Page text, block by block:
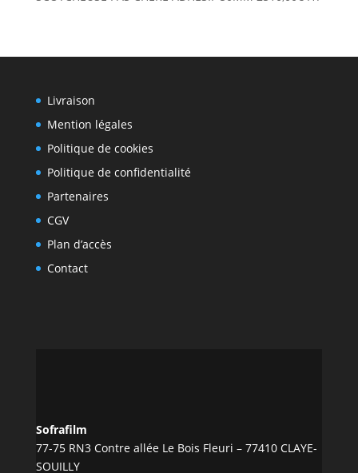
Livraison
Mention légales
Politique de cookies
Politique de confidentialité
Partenaires
CGV
Plan d’accès
Contact
Sofrafilm
77-75 RN3 Contre allée Le Bois Fleuri – 77410 CLAYE-
SOUILLY